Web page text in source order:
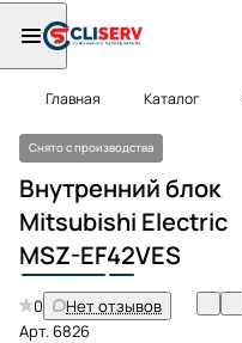
Главная Каталог
Снято с производства
Внутренний блок
Mitsubishi Electric
MSZ-EF42VES
0
Нет отзывов
Арт.6826